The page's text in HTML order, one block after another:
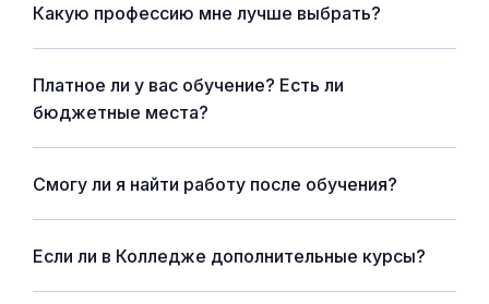
Какую профессию мне лучше выбрать?
Платное ли у вас обучение? Есть ли
бюджетные места?
Смогу ли я найти работу после обучения?
Если ли в Колледже дополнительные курсы?